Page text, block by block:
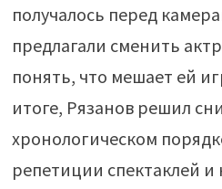
получалось перед
предлагали сменить
понять, что мешает ей
итоге, Рязанов решил
хронологическом
репетиции спектаклей и